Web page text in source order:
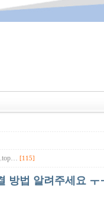
[115]
방법 알려주세요 ㅜ